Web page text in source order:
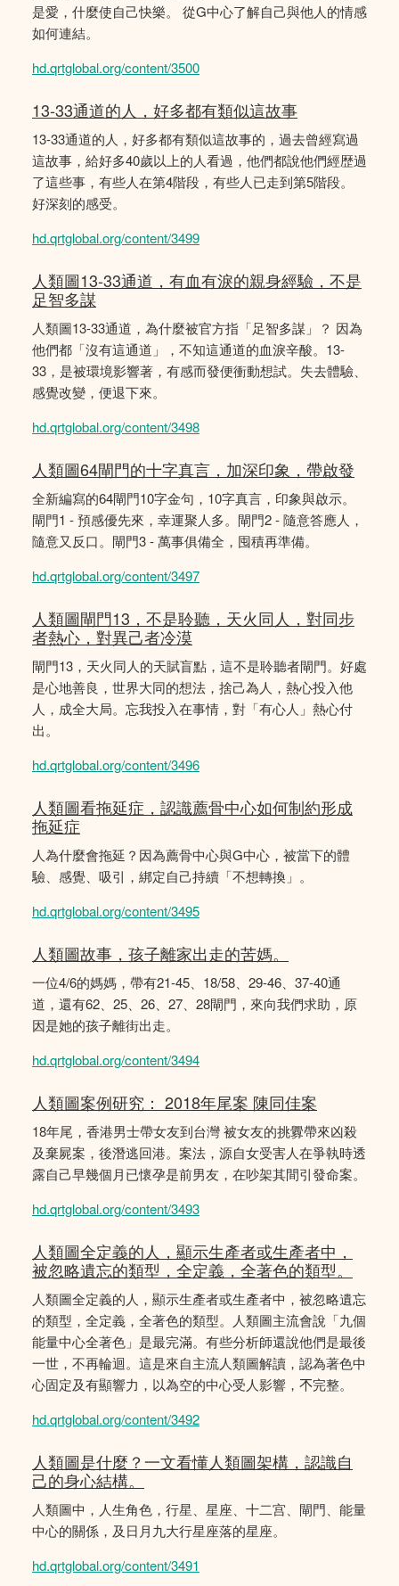
是愛，什麼使自己快樂。 從G中心了解自己與他人的情感
如何連結。
hd.qrtglobal.org/content/3500
13-33通道的人，好多都有類似這故事
13-33通道的人，好多都有類似這故事的，過去曾經寫過
這故事，給好多40歲以上的人看過，他們都說他們經歴過
了這些事，有些人在第4階段，有些人已走到第5階段。
好深刻的感受。
hd.qrtglobal.org/content/3499
人類圖13-33通道，有血有淚的親身經驗，不是
足智多謀
人類圖13-33通道，為什麼被官方指「足智多謀」？ 因為
他們都「沒有這通道」，不知這通道的血淚辛酸。13-
33，是被環境影響著，有感而發便衝動想試。失去體驗、
感覺改變，便退下來。
hd.qrtglobal.org/content/3498
人類圖64閘門的十字真言，加深印象，帶啟發
全新編寫的64閘門10字金句，10字真言，印象與啟示。
閘門1 - 預感優先來，幸運聚人多。閘門2 - 隨意答應人，
隨意又反口。閘門3 - 萬事俱備全，囤積再準備。
hd.qrtglobal.org/content/3497
人類圖閘門13，不是聆聽，天火同人，對同步
者熱心，對異己者冷漠
閘門13，天火同人的天賦盲點，這不是聆聽者閘門。好處
是心地善良，世界大同的想法，捨己為人，熱心投入他
人，成全大局。忘我投入在事情，對「有心人」熱心付
出。
hd.qrtglobal.org/content/3496
人類圖看拖延症，認識薦骨中心如何制約形成
拖延症
人為什麼會拖延？因為薦骨中心與G中心，被當下的體
驗、感覺、吸引，綁定自己持續「不想轉換」。
hd.qrtglobal.org/content/3495
人類圖故事，孩子離家出走的苦媽。
一位4/6的媽媽，帶有21-45、18/58、29-46、37-40通
道，還有62、25、26、27、28閘門，來向我們求助，原
因是她的孩子離街出走。
hd.qrtglobal.org/content/3494
人類圖案例研究： 2018年尾案 陳同佳案
18年尾，香港男士帶女友到台灣 被女友的挑釁帶來凶殺
及棄屍案，後潛逃回港。案法，源自女受害人在爭執時透
露自己早幾個月已懷孕是前男友，在吵架其間引發命案。
hd.qrtglobal.org/content/3493
人類圖全定義的人，顯示生產者或生產者中，
被忽略遺忘的類型，全定義，全著色的類型。
人類圖全定義的人，顯示生產者或生產者中，被忽略遺忘
的類型，全定義，全著色的類型。人類圖主流會說「九個
能量中心全著色」是最完滿。有些分析師還說他們是最後
一世，不再輪迴。這是來自主流人類圖解讀，認為著色中
心固定及有顯響力，以為空的中心受人影響，𣎴完整。
hd.qrtglobal.org/content/3492
人類圖是什麼？一文看懂人類圖架構，認識自
己的身心結構。
人類圖中，人生角色，行星、星座、十二宫、閘門、能量
中心的關係，及日月九大行星座落的星座。
hd.qrtglobal.org/content/3491